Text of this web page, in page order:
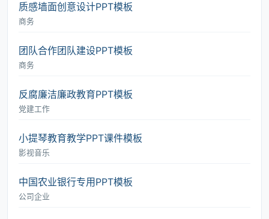
质感墙面创意设计PPT模板
商务
团队合作团队建设PPT模板
商务
反腐廉洁廉政教育PPT模板
党建工作
小提琴教育教学PPT课件模板
影视音乐
中国农业银行专用PPT模板
公司企业